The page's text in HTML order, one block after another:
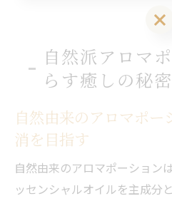
自然派アロマ
らす癒しの秘密
自然由来のアロマポ
消を目指す
自然由来のアロマポーション
ッセンシャルオイルを主成分
LINEお友達登はこちら 初回